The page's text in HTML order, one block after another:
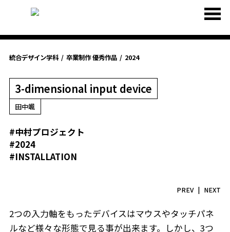
統合デザイン学科 卒業制作 優秀作品 2024
3-dimensional input device
田中颯
#中村プロジェクト
#2024
#INSTALLATION
PREV NEXT
2つの入力軸をもったデバイスはマウスやタッチパネ
ルなど様々な形態で見る事が出来ます。しかし、3つ